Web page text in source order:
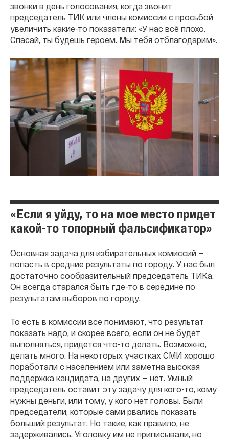
звонки в день голосования, когда звонит
председатель ТИК или члены комиссии с просьбой
увеличить какие-то показатели: «У нас всё плохо.
Спасай, ты будешь героем. Мы тебя отблагодарим».
«Если я уйду, то на мое место придет
какой-то топорный фальсификатор»
Основная задача для избирательных комиссий —
попасть в средние результаты по городу. У нас был
достаточно сообразительный председатель ТИКа.
Он всегда старался быть где-то в середине по
результатам выборов по городу.
То есть в комиссии все понимают, что результат
показать надо, и скорее всего, если он не будет
выполняться, придется что-то делать. Возможно,
делать много. На некоторых участках СМИ хорошо
поработали с населением или заметна высокая
поддержка кандидата, на других — нет. Умный
председатель оставит эту задачу для кого-то, кому
нужны деньги, или тому, у кого нет головы. Были
председатели, которые сами рвались показать
больший результат. Но такие, как правило, не
задерживались. Уголовку им не приписывали, но